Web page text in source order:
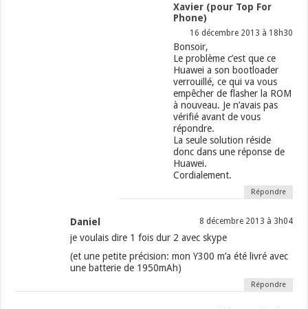
Xavier (pour Top For
Phone)
16 décembre 2013 à 18h30
Bonsoir,
Le problème c’est que ce
Huawei a son bootloader
verrouillé, ce qui va vous
empêcher de flasher la ROM
à nouveau. Je n’avais pas
vérifié avant de vous
répondre.
La seule solution réside
donc dans une réponse de
Huawei.
Cordialement.
Répondre
Daniel 8 décembre 2013 à 3h04
je voulais dire 1 fois dur 2 avec skype
(et une petite précision: mon Y300 m’a été livré avec
une batterie de 1950mAh)
Répondre